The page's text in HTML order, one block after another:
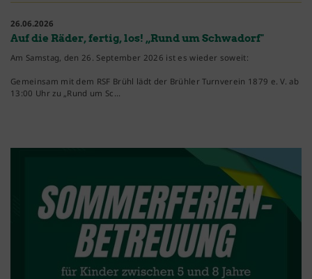
26.06.2026
Auf die Räder, fertig, los! „Rund um Schwadorf"
Am Samstag, den 26. September 2026 ist es wieder soweit:
Gemeinsam mit dem RSF Brühl lädt der Brühler Turnverein 1879 e. V. ab
13:00 Uhr zu „Rund um Sc…